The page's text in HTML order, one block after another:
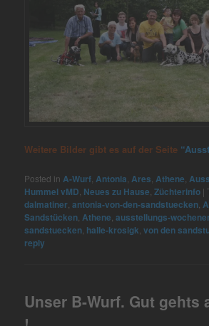
Weitere Bilder gibt es auf der Seite
Posted in A-Wurf Antonia Ares Athene
Hummel vMD Neues zu Hause ,Züchterinfo |
dalmatiner ,antonia-von-den-sandstuecken
Sandstücken Athene ,ausstellungs-
sandstuecken halle-krosigk ,von den
reply
Unser B-Wurf. Gut gehts